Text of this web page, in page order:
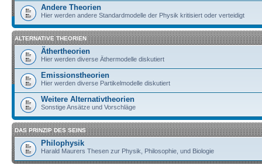
Andere Theorien
Hier werden andere Standardmodelle der Physik kritisiert oder verteidigt
ALTERNATIVE THEORIEN
Äthertheorien
Hier werden diverse Äthermodelle diskutiert
Emissionstheorien
Hier werden diverse Partikelmodelle diskutiert
Weitere Alternativtheorien
Sonstige Ansätze und Vorschläge
DAS PRINZIP DES SEINS
Philophysik
Harald Maurers Thesen zur Physik, Philosophie, und Biologie